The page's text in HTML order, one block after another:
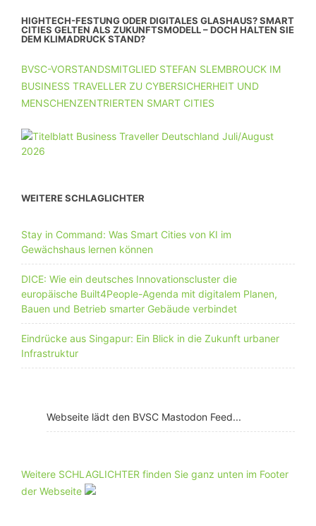
HIGHTECH-FESTUNG ODER DIGITALES GLASHAUS? SMART
CITIES GELTEN ALS ZUKUNFTSMODELL – DOCH HALTEN SIE
DEM KLIMADRUCK STAND?
BVSC-VORSTANDSMITGLIED STEFAN SLEMBROUCK IM
BUSINESS TRAVELLER ZU CYBERSICHERHEIT UND
MENSCHENZENTRIERTEN SMART CITIES
WEITERE SCHLAGLICHTER
Stay in Command: Was Smart Cities von KI im
Gewächshaus lernen können
DICE: Wie ein deutsches Innovationscluster die
europäische Built4People-Agenda mit digitalem Planen,
Bauen und Betrieb smarter Gebäude verbindet
Eindrücke aus Singapur: Ein Blick in die Zukunft urbaner
Infrastruktur
Webseite lädt den BVSC Mastodon Feed...
Weitere SCHLAGLICHTER finden Sie ganz unten im Footer
der Webseite